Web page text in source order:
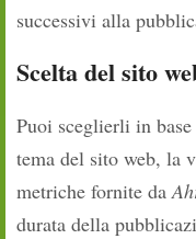
successivi alla
Scelta del sito
Puoi sceglierli in
tema del sito web, la
metriche fornite da
durata della